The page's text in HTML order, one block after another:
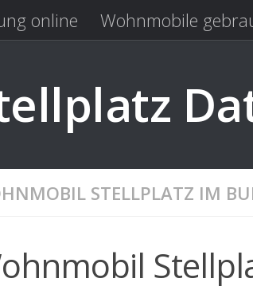
online Wohnmobile
STELLPLATZ IM